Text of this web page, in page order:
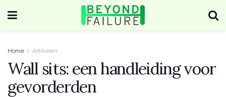
Home Artikelen
Wall sits: een handleiding voor
gevorderden